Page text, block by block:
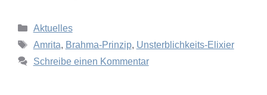
Kategorien
Aktuelles
Schlagwörter
Amrita, Brahma-Prinzip, Unsterblichkeits-Elixier
Schreibe einen Kommentar